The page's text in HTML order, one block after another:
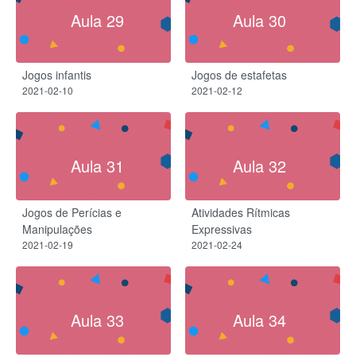
Aula 29
Jogos infantis
2021-02-10
Aula 30
Jogos de estafetas
2021-02-12
Aula 31
Jogos de Perícias e
Manipulações
2021-02-19
Aula 32
Atividades Rítmicas
Expressivas
2021-02-24
Aula 33 Aula 34